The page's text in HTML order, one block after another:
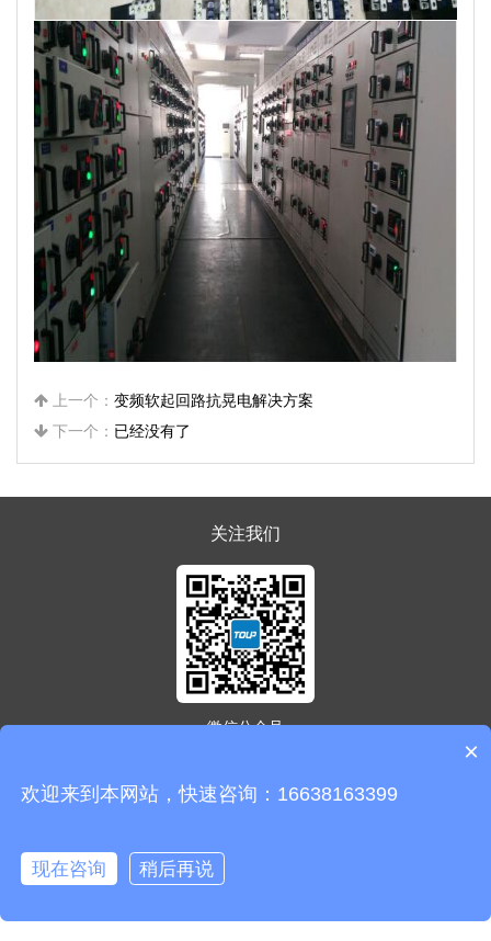
上一个： 变频软起回路抗晃电解决方案
下一个： 已经没有了
关注我们​
微信公众号
豫公网安备41010402003412号
×
欢迎来到本网站，快速咨询：16638163399
现在咨询 稍后再说